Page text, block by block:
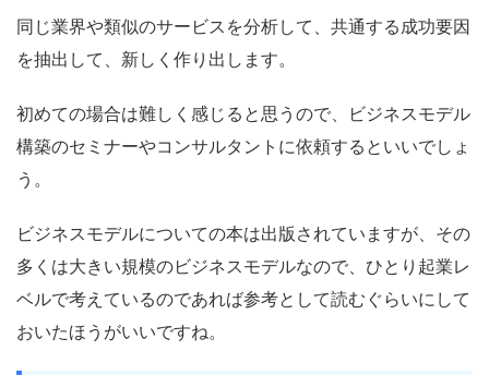
同じ業界や類似のサービスを分析して、共通する成功要因
を抽出して、新しく作り出します。
初めての場合は難しく感じると思うので、ビジネスモデル
構築のセミナーやコンサルタントに依頼するといいでしょ
う。
ビジネスモデルについての本は出版されていますが、その
多くは大きい規模のビジネスモデルなので、ひとり起業レ
ベルで考えているのであれば参考として読むぐらいにして
おいたほうがいいですね。